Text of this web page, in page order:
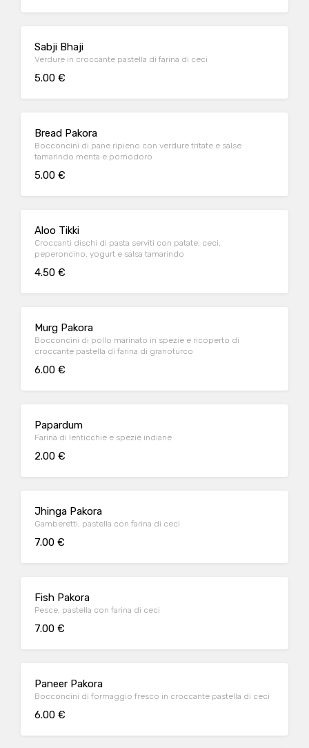
Sabji Bhaji
Verdure in croccante pastella di farina di ceci
5.00 €
Bread Pakora
Bocconcini di pane ripieno con verdure tritate e salse
tamarindo menta e pomodoro
5.00 €
Aloo Tikki
Croccanti dischi di pasta serviti con patate, ceci,
peperoncino, yogurt e salsa tamarindo
4.50 €
Murg Pakora
Bocconcini di pollo marinato in spezie e ricoperto di
croccante pastella di farina di granoturco
6.00 €
Papardum
Farina di lenticchie e spezie indiane
2.00 €
Jhinga Pakora
Gamberetti, pastella con farina di ceci
7.00 €
Fish Pakora
Pesce, pastella con farina di ceci
7.00 €
Paneer Pakora
Bocconcini di formaggio fresco in croccante pastella di ceci
6.00 €